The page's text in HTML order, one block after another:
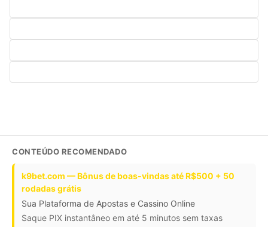
CONTEÚDO RECOMENDADO
k9bet.com — Bônus de boas-vindas até R$500 + 50
rodadas grátis
Sua Plataforma de Apostas e Cassino Online
Saque PIX instantâneo em até 5 minutos sem taxas